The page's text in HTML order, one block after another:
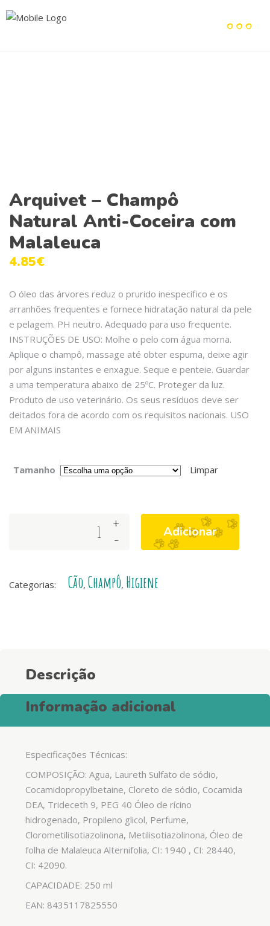
Arquivet – Champô
Natural Anti-Coceira com
Malaleuca
4.85€
O óleo das árvores reduz o prurido inespecífico e os
arranhões frequentes e fornece hidratação natural da pele
e pelagem. PH neutro. Adequado para uso frequente.
INSTRUÇÕES DE USO: Molhe o pelo com água morna.
Aplique o champô, massage até obter espuma, deixe agir
por alguns instantes e enxague. Seque e penteie. Guardar
a uma temperatura abaixo de 25ºC. Proteger da luz.
Produto de uso veterinário. Os seus resíduos deve ser
deitados fora de acordo com os requisitos nacionais. USO
EM ANIMAIS
Tamanho Limpar
Anti-
-
+ Adicionar
Categorias: Cão, Champô, Higiene
Descrição
Informação adicional
Especificações Técnicas:
COMPOSIÇÃO: Agua, Laureth Sulfato de sódio,
Cocamidopropylbetaine, Cloreto de sódio, Cocamida
DEA, Trideceth 9, PEG 40 Óleo de rícino
hidrogenado, Propileno glicol, Perfume,
Clorometilisotiazolinona, Metilisotiazolinona, Óleo de
folha de Malaleuca Alternifolia, CI: 1940 , CI: 28440,
CI: 42090.
CAPACIDADE: 250 ml
EAN: 8435117825550